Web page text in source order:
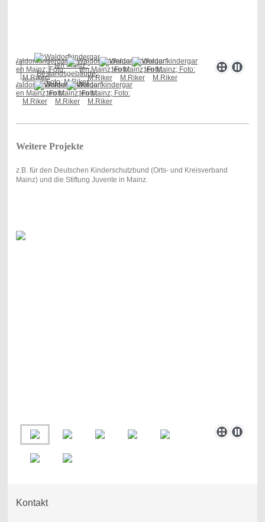
Weitere Projekte
z.B. für den Deutschen Kinderschutzbund (Orts- und Kreisverband
Mainz) und die Stiftung Juvente in Mainz.
Kontakt